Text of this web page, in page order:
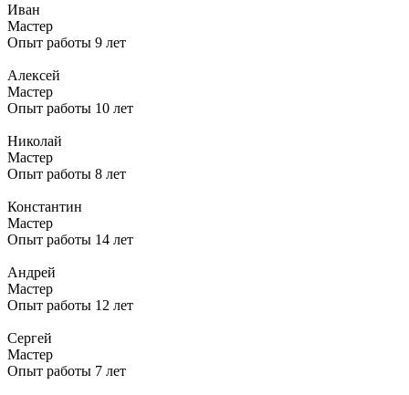
Иван
Мастер
Опыт работы 9 лет
Алексей
Мастер
Опыт работы 10 лет
Николай
Мастер
Опыт работы 8 лет
Константин
Мастер
Опыт работы 14 лет
Андрей
Мастер
Опыт работы 12 лет
Сергей
Мастер
Опыт работы 7 лет